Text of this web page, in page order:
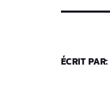
ÉCRIT PAR: